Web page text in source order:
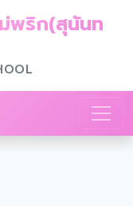
พริก(สุนันท